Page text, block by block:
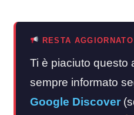
RESTA AGGIORNATO
Ti è piaciuto questo
sempre informato
Google Discover